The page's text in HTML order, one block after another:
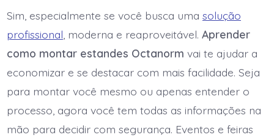
Sim, especialmente se você busca uma solução
profissional , moderna e reaproveitável. Aprender
como montar estandes Octanorm vai te ajudar a
economizar e se destacar com mais facilidade. Seja
para montar você mesmo ou apenas entender o
processo, agora você tem todas as informações na
mão para decidir com segurança. Eventos e feiras